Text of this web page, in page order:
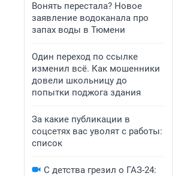
Вонять перестала? Новое
заявление водоканала про
запах воды в Тюмени
Один переход по ссылке
изменил всё. Как мошенники
довели школьницу до
попытки поджога здания
За какие публикации в
соцсетях вас уволят с работы:
список
С детства грезил о ГАЗ-24: